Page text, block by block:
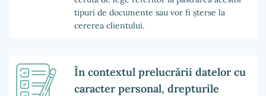
tipuri de documente sau vor fi șterse la
cererea clientului.
În contextul prelucrării datelor cu
caracter personal, drepturile